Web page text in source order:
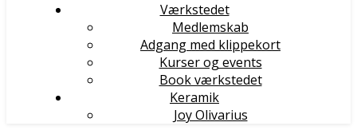
Værkstedet
Medlemskab
Adgang med klippekort
Kurser og events
Book værkstedet
Keramik
Joy Olivarius